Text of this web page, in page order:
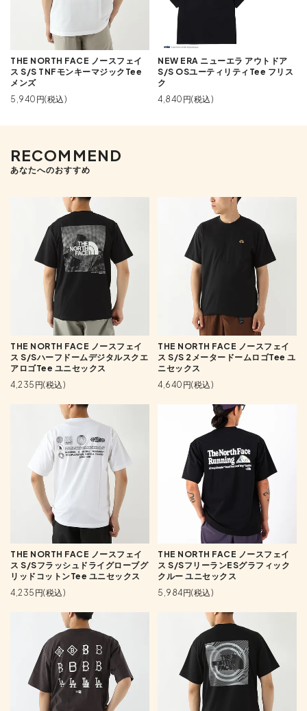
THE NORTH FACE ノースフェイ
ス S/S TNFモンキーマジックTee
メンズ
5,940円(税込)
NEW ERA ニューエラ アウトドア
S/S OSユーティリティTee フリス
ク
4,840円(税込)
RECOMMEND
あなたへのおすすめ
THE NORTH FACE ノースフェイ
ス S/Sハーフドームデジタルスクエ
アロゴTee ユニセックス
4,235円(税込)
THE NORTH FACE ノースフェイ
ス S/S 2メータードームロゴTee ユ
ニセックス
4,640円(税込)
THE NORTH FACE ノースフェイ
ス S/Sフラッシュドライグローブグ
リッドコットンTee ユニセックス
4,235円(税込)
THE NORTH FACE ノースフェイ
ス S/SフリーランESグラフィック
クルー ユニセックス
5,984円(税込)